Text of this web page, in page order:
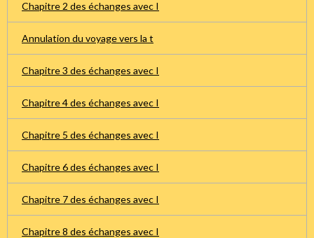
Chapitre 2 des échanges avec I
Annulation du voyage vers la t
Chapitre 3 des échanges avec I
Chapitre 4 des échanges avec I
Chapitre 5 des échanges avec I
Chapitre 6 des échanges avec I
Chapitre 7 des échanges avec I
Chapitre 8 des échanges avec I